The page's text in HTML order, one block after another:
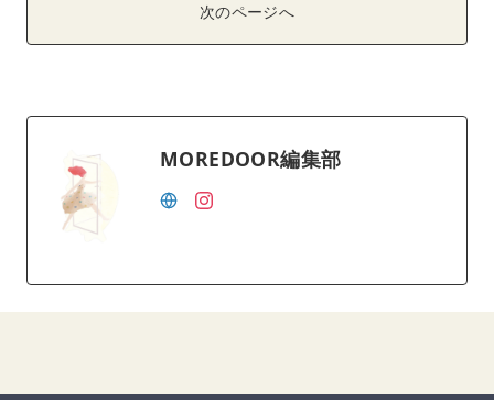
次のページへ
MOREDOOR編集部